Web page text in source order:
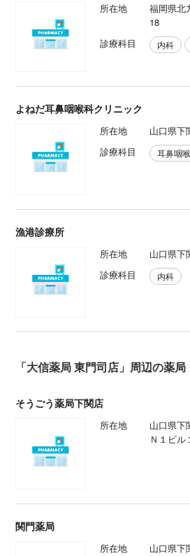
所在地
福岡県北
18
診療科目
内科
よねだ耳鼻咽喉科クリニック
所在地
山口県下
診療科目
耳鼻咽
漁港診療所
所在地
山口県下
診療科目
内科
「大信薬局 東門司店」周辺の薬局
そうごう薬局下関店
所在地
山口県下
Ｎ１ビル
関門薬局
所在地 山口県下